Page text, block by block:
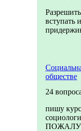
вступать
обществе
24
пишу